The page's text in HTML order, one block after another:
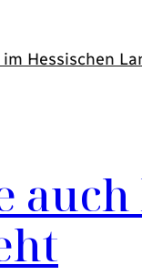
Hessischen